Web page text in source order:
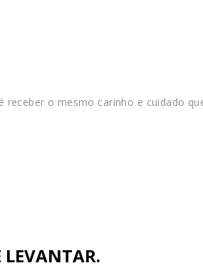
o mesmo carinho e cuidado
LEVANTAR.